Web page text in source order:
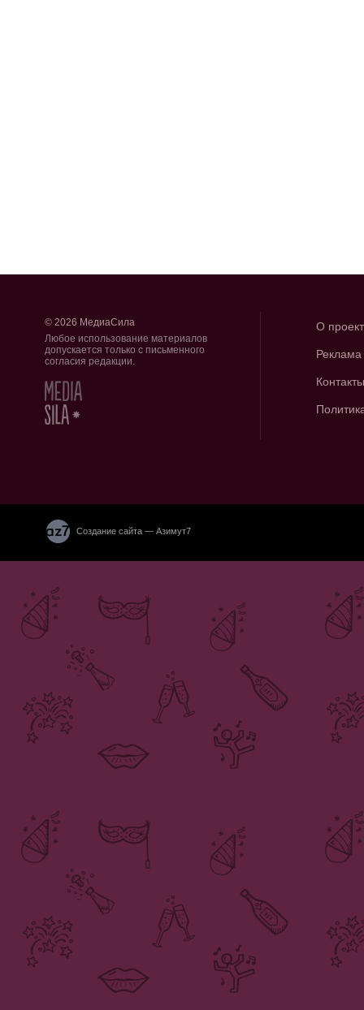
© 2026 МедиаСила
Любое использование материалов
допускается только с письменного
согласия редакции.
О
Реклама
Контакты
Создание сайта — Азимут7